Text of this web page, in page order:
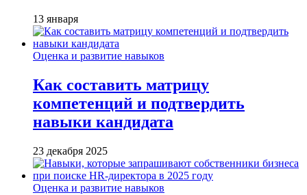
13 января
Оценка и развитие навыков
Как составить матрицу
компетенций и подтвердить
навыки кандидата
23 декабря 2025
Оценка и развитие навыков